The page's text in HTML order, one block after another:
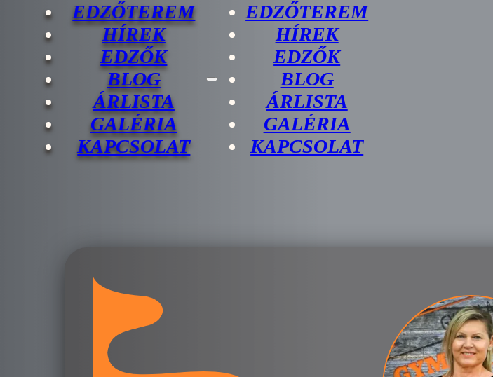
EDZŐTEREM
HÍREK
EDZŐK
BLOG
ÁRLISTA
GALÉRIA
KAPCSOLAT
EDZŐTEREM
HÍREK
EDZŐK
BLOG
ÁRLISTA
GALÉRIA
KAPCSOLAT